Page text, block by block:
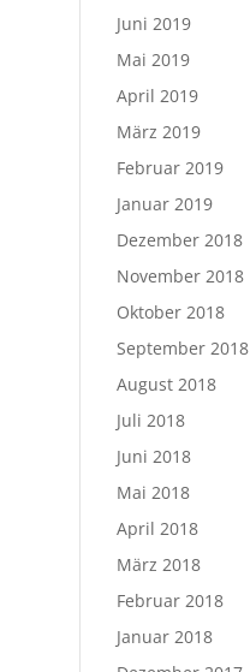
Juni 2019
Mai 2019
April 2019
März 2019
Februar 2019
Januar 2019
Dezember 2018
November 2018
Oktober 2018
September 2018
August 2018
Juli 2018
Juni 2018
Mai 2018
April 2018
März 2018
Februar 2018
Januar 2018